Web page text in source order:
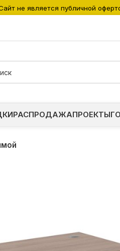
РАСПРОДАЖАПРОЕКТЫ
не является публичной